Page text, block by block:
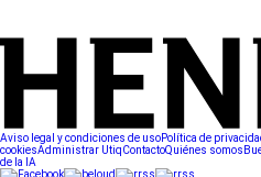
Aviso legal y condiciones de usoPolítica de
cookiesAdministrar UtiqContactoQuiénes somos
de la IA